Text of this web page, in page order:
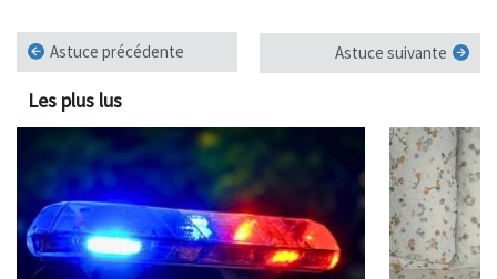
Astuce précédente Astuce suivante
Les plus lus